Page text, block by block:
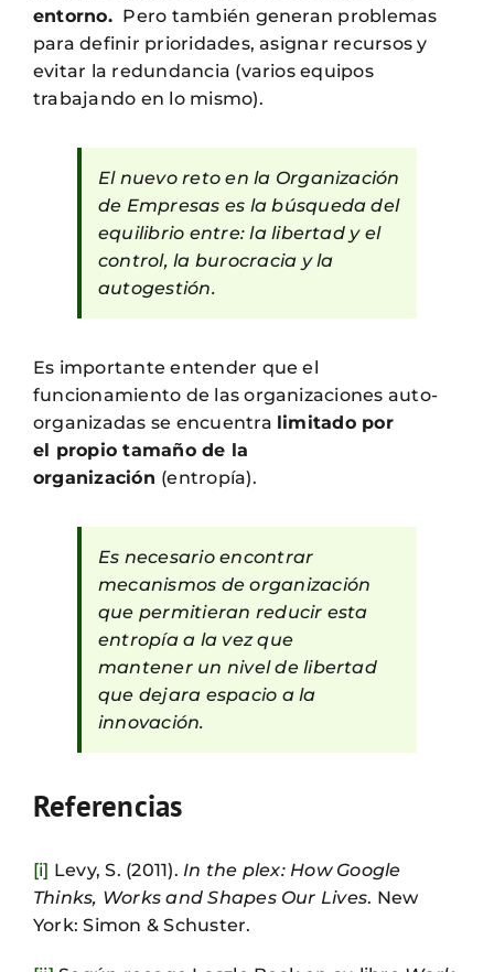
entorno. Pero también generan problemas
para definir prioridades, asignar recursos y
evitar la redundancia (varios equipos
trabajando en lo mismo).
El nuevo reto en la Organización
de Empresas es la búsqueda del
equilibrio entre: la libertad y el
control, la burocracia y la
autogestión.
Es importante entender que el
funcionamiento de las organizaciones auto-
organizadas se encuentra limitado por
el propio tamaño de la
organización (entropía).
Es necesario encontrar
mecanismos de organización
que permitieran reducir esta
entropía a la vez que
mantener un nivel de libertad
que dejara espacio a la
innovación.
Referencias
[i] Levy, S. (2011). In the plex: How Google
Thinks, Works and Shapes Our Lives. New
York: Simon & Schuster.